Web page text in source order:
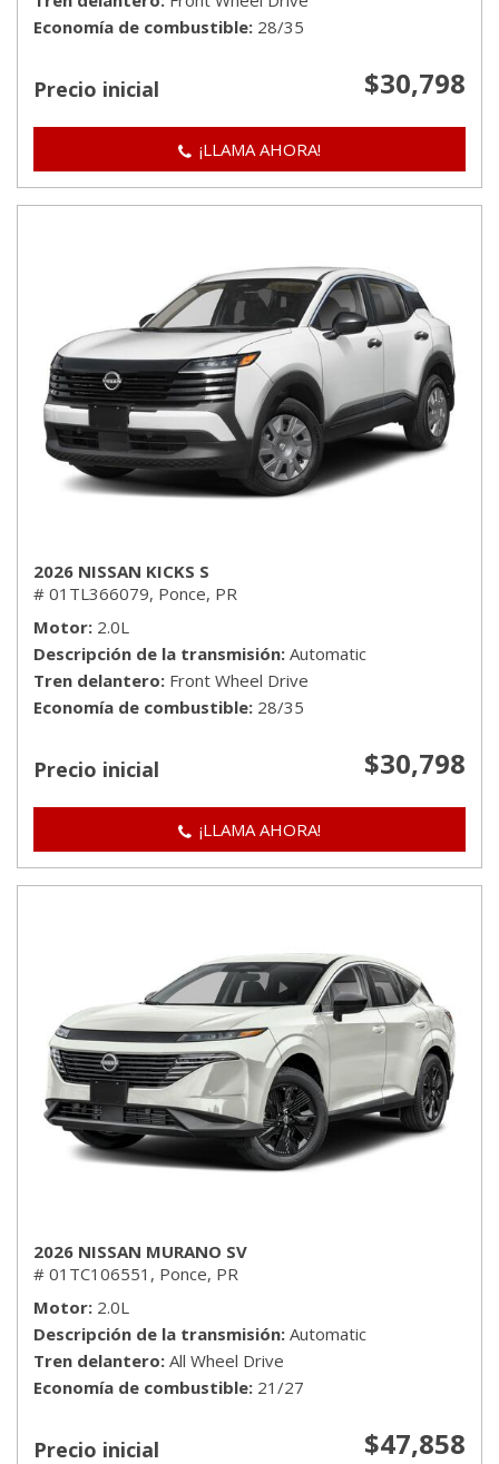
Economía de combustible 28/35
Precio inicial $30,798
¡LLAMA AHORA!
2026 NISSAN KICKS S
# 01TL366079, Ponce, PR
Motor 2.0L
Descripción de la transmisión Automatic
Tren delantero Front Wheel Drive
Economía de combustible 28/35
Precio inicial $30,798
¡LLAMA AHORA!
2026 NISSAN MURANO SV
# 01TC106551, Ponce, PR
Motor 2.0L
Descripción de la transmisión Automatic
Tren delantero All Wheel Drive
Economía de combustible 21/27
Precio inicial $47,858